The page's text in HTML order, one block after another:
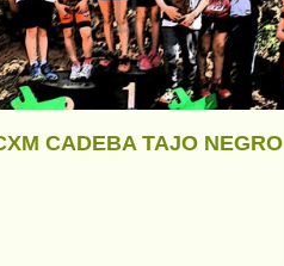
CADEBA TAJO NEGRO